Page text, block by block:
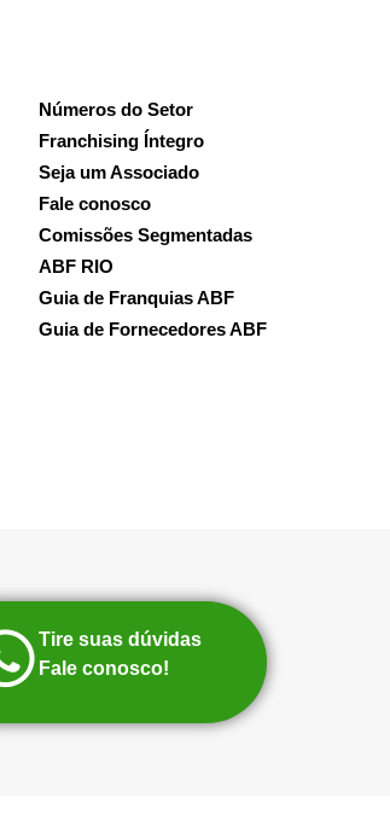
Números do Setor
Franchising Íntegro
Seja um Associado
Fale conosco
Comissões Segmentadas
ABF RIO
Guia de Franquias ABF
Guia de Fornecedores ABF
Tire suas dúvidas
Fale conosco!